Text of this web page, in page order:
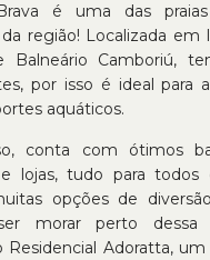
é uma das
da região! Localizada em
Camboriú,
por isso é ideal para
aquáticos.
conta com ótimos
lojas, tudo para
opções de
morar perto dessa
Residencial Adoratta,